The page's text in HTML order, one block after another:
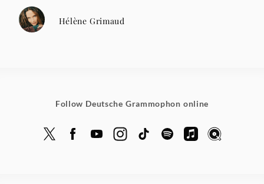
Hélène Grimaud
Follow Deutsche Grammophon online